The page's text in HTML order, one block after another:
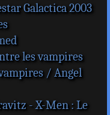
Galactica 2003
les vampires
/ Angel
- X-Men : Le